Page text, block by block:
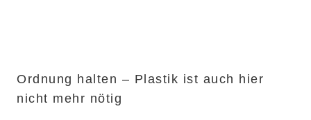
Ordnung halten – Plastik ist auch hier
nicht mehr nötig